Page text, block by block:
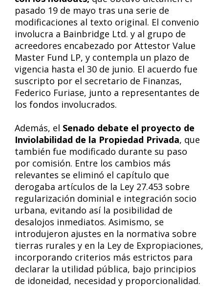
pasado 19 de mayo tras una serie de
modificaciones al texto original. El convenio
involucra a Bainbridge Ltd. y al grupo de
acreedores encabezado por Attestor Value
Master Fund LP, y contempla un plazo de
vigencia hasta el 30 de junio. El acuerdo fue
suscripto por el secretario de Finanzas,
Federico Furiase, junto a representantes de
los fondos involucrados.
Además, el Senado debate el proyecto de
Inviolabilidad de la Propiedad Privada, que
también fue modificado durante su paso
por comisión. Entre los cambios más
relevantes se eliminó el capítulo que
derogaba artículos de la Ley 27.453 sobre
regularización dominial e integración socio
urbana, evitando así la posibilidad de
desalojos inmediatos. Asimismo, se
introdujeron ajustes en la normativa sobre
tierras rurales y en la Ley de Expropiaciones,
incorporando criterios más estrictos para
declarar la utilidad pública, bajo principios
de idoneidad, necesidad y proporcionalidad.